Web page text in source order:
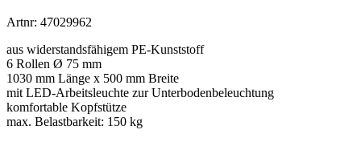
Artnr: 47029962
aus widerstandsfähigem PE-Kunststoff
6 Rollen Ø 75 mm
1030 mm Länge x 500 mm Breite
mit LED-Arbeitsleuchte zur Unterbodenbeleuchtung
komfortable Kopfstütze
max. Belastbarkeit: 150 kg